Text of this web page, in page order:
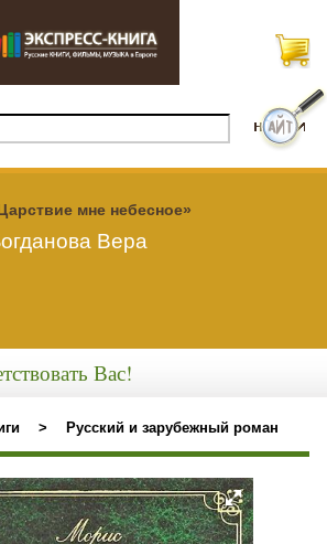
мне небесное»
Вера
Вас!
> Русский и зарубежный роман